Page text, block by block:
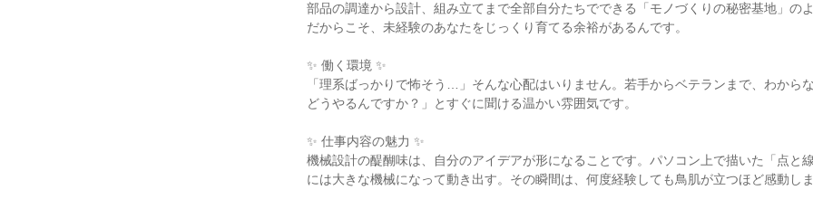
部品の調達から設計、組み立てまで全部自分たちでできる「モノづくりの秘密基地」のよ
だからこそ、未経験のあなたをじっくり育てる余裕があるんです。
✨ 働く環境 ✨
「理系ばっかりで怖そう…」そんな心配はいりません。若手からベテランまで、わから
どうやるんですか？」とすぐに聞ける温かい雰囲気です。
✨ 仕事内容の魅力 ✨
機械設計の醍醐味は、自分のアイデアが形になることです。パソコン上で描いた「点と
には大きな機械になって動き出す。その瞬間は、何度経験しても鳥肌が立つほど感動しま